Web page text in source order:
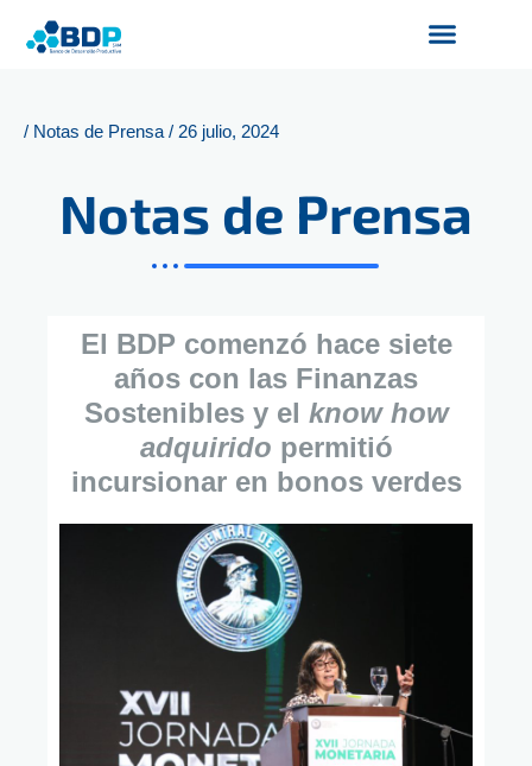
/ Notas de Prensa/ 26 julio, 2024
Notas de Prensa
El BDP comenzó hace siete
años con las Finanzas
Sostenibles y el know how
adquirido permitió
incursionar en bonos verdes